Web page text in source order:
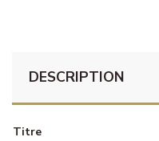
DESCRIPTION
Titre